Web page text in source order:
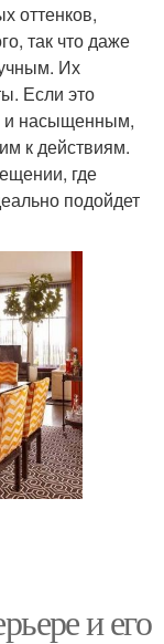
оттенков,
так что даже
Их
Если это
и насыщенным,
к действиям.
где
подойдет
и его